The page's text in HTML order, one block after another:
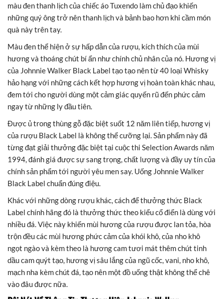
màu đen thanh lịch của chiếc áo Tuxendo làm chủ đạo khiến
những quý ông trở nên thanh lịch và bảnh bao hơn khi cầm món
quà này trên tay.
Màu đen thể hiện ở sự hấp dẫn của rượu, kích thích của mùi
hương và thoáng chút bí ẩn như chính chủ nhân của nó. Hương vị
của Johnnie Walker Black Label tạo tạo nên từ 40 loại Whisky
hảo hạng với những cách kết hợp hương vị hoàn toàn khác nhau,
đem tới cho người dùng một cảm giác quyến rũ đến phức cảm
ngay từ những ly đầu tiên.
Được ủ trong thùng gỗ đặc biệt suốt 12 năm liên tiếp, hương vị
của rượu Black Label là không thể cưỡng lại. Sản phẩm này đã
từng đạt giải thưởng đặc biệt tại cuộc thi Selection Awards năm
1994, đánh giá được sự sang trọng, chất lượng và đầy uy tín của
chính sản phẩm tới người yêu men say. Uống Johnnie Walker
Black Label chuẩn đúng điệu.
Khác với những dòng rượu khác, cách để thưởng thức Black
Label chính hãng đó là thưởng thức theo kiểu cổ điển là dùng với
nhiều đá. Việc này khiến mùi hương của rượu được lan tỏa, hòa
trộn đều các mùi hương phức cảm của khói khô, của nho khô
ngọt ngào và kèm theo là hương cam tươi mát thêm chút tinh
dầu cam quýt tạo, hương vị sâu lắng của ngũ cốc, vani, nho khô,
mạch nha kèm chút đá, tạo nên một đồ uống thật không thể chê
vào đâu được nữa.